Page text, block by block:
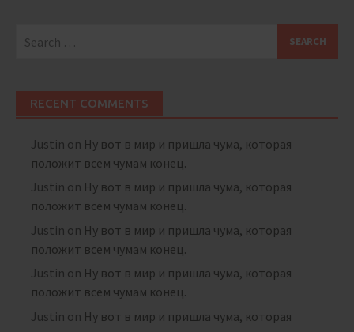
for:
RECENT COMMENTS
Justin on Ну вот в мир и пришла чума, которая
положит всем чумам конец.
Justin on Ну вот в мир и пришла чума, которая
положит всем чумам конец.
Justin on Ну вот в мир и пришла чума, которая
положит всем чумам конец.
Justin on Ну вот в мир и пришла чума, которая
положит всем чумам конец.
Justin on Ну вот в мир и пришла чума, которая